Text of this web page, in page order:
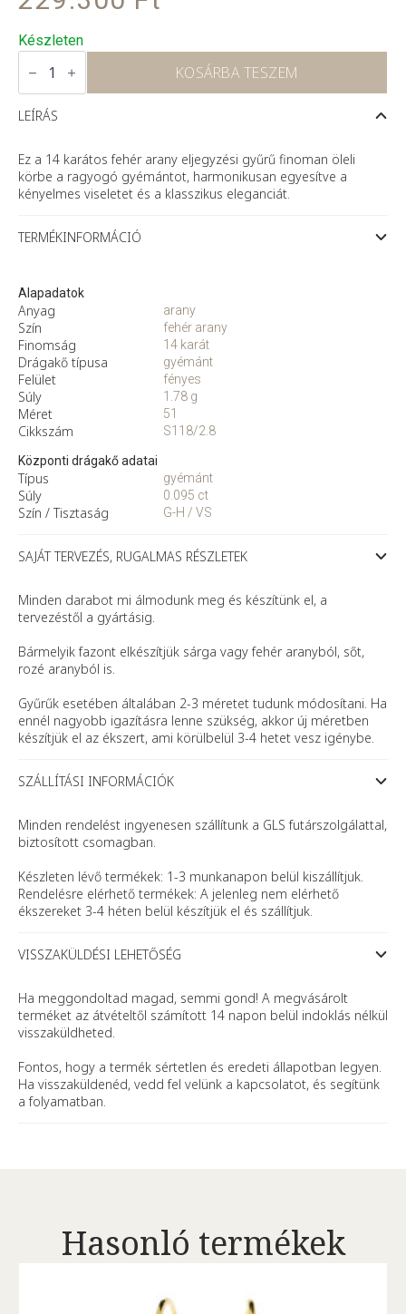
Készleten
Camille
arany
eljegyzési
mennyiség
KOSÁRBA TESZEM
LEÍRÁS
Ez a 14 karátos fehér arany eljegyzési gyűrű finoman öleli
körbe a ragyogó gyémántot, harmonikusan egyesítve a
kényelmes viseletet és a klasszikus eleganciát.
TERMÉKINFORMÁCIÓ
Alapadatok
Anyag
Szín
Finomság
Drágakő típusa
Felület
Súly
Méret
Cikkszám
arany
fehér arany
14 karát
gyémánt
fényes
1.78 g
51
S118/2.8
Központi drágakő adatai
Típus
Súly
Szín / Tisztaság
gyémánt
0.095 ct
G-H / VS
SAJÁT TERVEZÉS, RUGALMAS RÉSZLETEK
Minden darabot mi álmodunk meg és készítünk el, a
tervezéstől a gyártásig.
Bármelyik fazont elkészítjük sárga vagy fehér aranyból, sőt,
rozé aranyból is.
Gyűrűk esetében általában 2-3 méretet tudunk módosítani. Ha
ennél nagyobb igazításra lenne szükség, akkor új méretben
készítjük el az ékszert, ami körülbelül 3-4 hetet vesz igénybe.
SZÁLLÍTÁSI INFORMÁCIÓK
Minden rendelést ingyenesen szállítunk a GLS futárszolgálattal,
biztosított csomagban.
Készleten lévő termékek: 1-3 munkanapon belül kiszállítjuk.
Rendelésre elérhető termékek: A jelenleg nem elérhető
ékszereket 3-4 héten belül készítjük el és szállítjuk.
VISSZAKÜLDÉSI LEHETŐSÉG
Ha meggondoltad magad, semmi gond! A megvásárolt
terméket az átvételtől számított 14 napon belül indoklás nélkül
visszaküldheted.
Fontos, hogy a termék sértetlen és eredeti állapotban legyen.
Ha visszaküldenéd, vedd fel velünk a kapcsolatot, és segítünk
a folyamatban.
Hasonló termékek